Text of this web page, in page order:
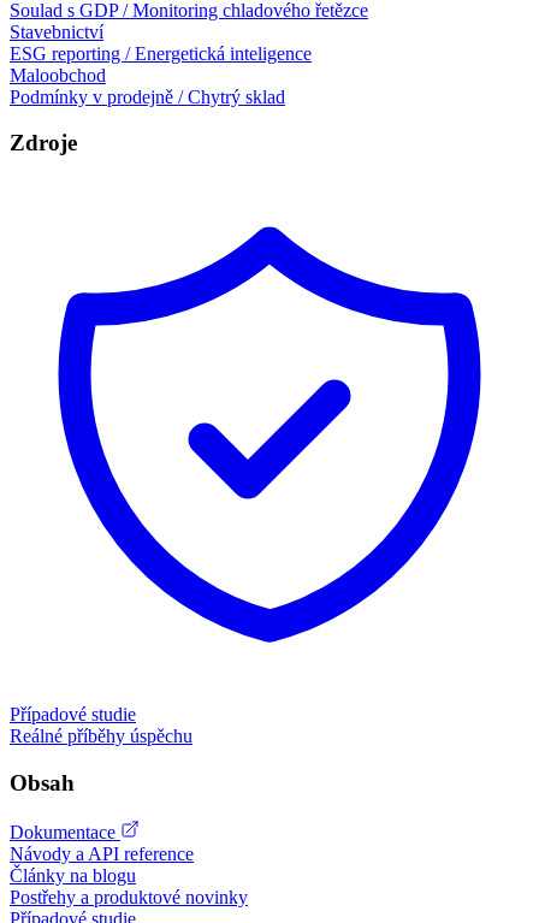
Soulad s GDP / Monitoring chladového řetězce
Stavebnictví
ESG reporting / Energetická inteligence
Maloobchod
Podmínky v prodejně / Chytrý sklad
Zdroje
Případové studie
Reálné příběhy úspěchu
Obsah
Dokumentace
Návody a API reference
Články na blogu
Postřehy a produktové novinky
Případové studie